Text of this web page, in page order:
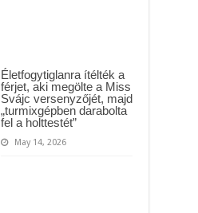
Életfogytiglanra ítélték a
férjet, aki megölte a Miss
Svájc versenyzőjét, majd
„turmixgépben darabolta
fel a holttestét”
May 14, 2026